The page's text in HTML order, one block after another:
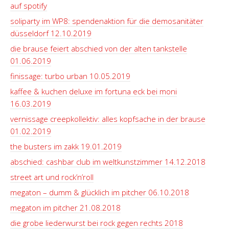
auf spotify
soliparty im WP8: spendenaktion für die demosanitäter
düsseldorf 12.10.2019
die brause feiert abschied von der alten tankstelle
01.06.2019
finissage: turbo urban 10.05.2019
kaffee & kuchen deluxe im fortuna eck bei moni
16.03.2019
vernissage creepkollektiv: alles kopfsache in der brause
01.02.2019
the busters im zakk 19.01.2019
abschied: cashbar club im weltkunstzimmer 14.12.2018
street art und rock’n’roll
megaton – dumm & glücklich im pitcher 06.10.2018
megaton im pitcher 21.08.2018
die grobe liederwurst bei rock gegen rechts 2018